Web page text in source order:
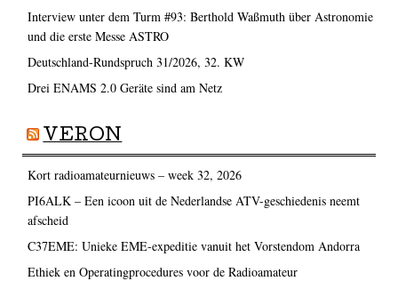
Interview unter dem Turm #93: Berthold Waßmuth über Astronomie
und die erste Messe ASTRO
Deutschland-Rundspruch 31/2026, 32. KW
Drei ENAMS 2.0 Geräte sind am Netz
VERON
Kort radioamateurnieuws – week 32, 2026
PI6ALK – Een icoon uit de Nederlandse ATV-geschiedenis neemt
afscheid
C37EME: Unieke EME-expeditie vanuit het Vorstendom Andorra
Ethiek en Operatingprocedures voor de Radioamateur